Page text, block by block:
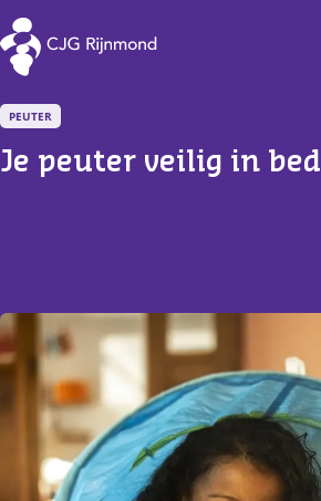
CJG Rijnmond
PEUTER
Je peuter veilig in bed